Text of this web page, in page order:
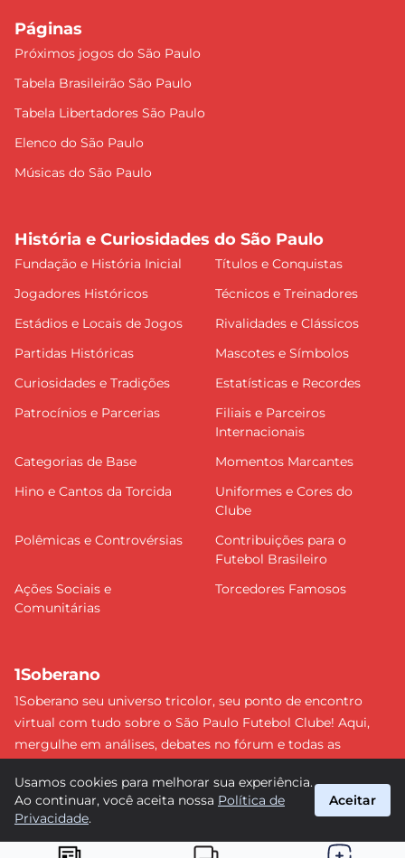
Páginas
Próximos jogos do São Paulo
Tabela Brasileirão São Paulo
Tabela Libertadores São Paulo
Elenco do São Paulo
Músicas do São Paulo
História e Curiosidades do São Paulo
Fundação e História Inicial
Títulos e Conquistas
Jogadores Históricos
Técnicos e Treinadores
Estádios e Locais de Jogos
Rivalidades e Clássicos
Partidas Históricas
Mascotes e Símbolos
Curiosidades e Tradições
Estatísticas e Recordes
Patrocínios e Parcerias
Filiais e Parceiros
Internacionais
Categorias de Base
Momentos Marcantes
Hino e Cantos da Torcida
Uniformes e Cores do
Clube
Polêmicas e Controvérsias
Contribuições para o
Futebol Brasileiro
Ações Sociais e
Comunitárias
Torcedores Famosos
1Soberano
1Soberano seu universo tricolor, seu ponto de encontro
virtual com tudo sobre o São Paulo Futebol Clube! Aqui,
mergulhe em análises, debates no fórum e todas as
detalhe e faça parte dessa comunidade apaixonada pelo
tricolor paulista. #SPFC #SãoPaulo #1Soberano
Usamos cookies para melhorar sua experiência.
Ao continuar, você aceita nossa Política de
Privacidade.
Aceitar